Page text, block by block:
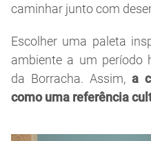
caminhar junto com
Escolher uma paleta
ambiente a um período
da Borracha. Assim, a
como uma referência